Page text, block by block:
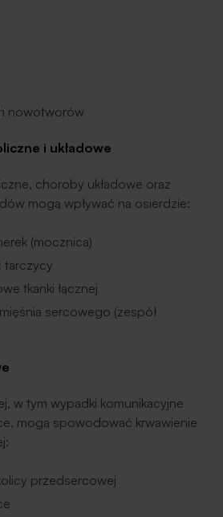
nowotworów
i układowe
choroby układowe oraz
mogą wpływać na osierdzie:
(mocznica)
tarczycy
tkanki łącznej
sercowego (zespół
w tym wypadki komunikacyjne
mogą spowodować krwawienie
przedsercowej